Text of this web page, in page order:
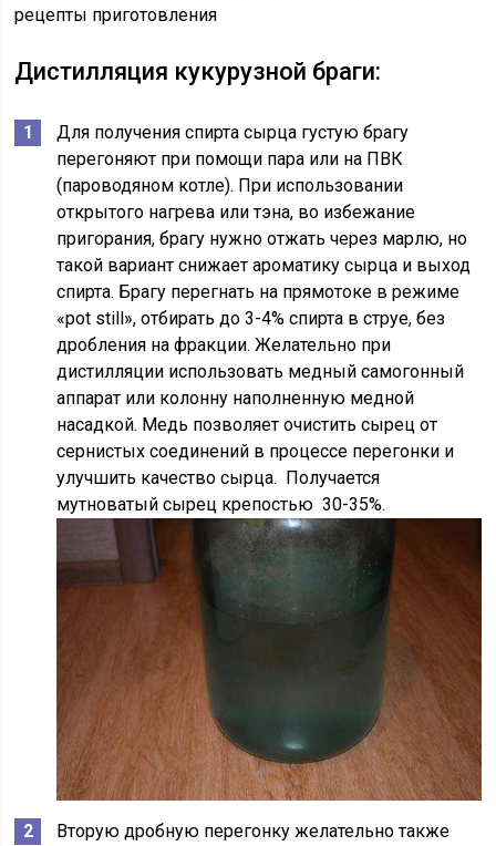
рецепты приготовления
Дистилляция кукурузной браги:
Для получения спирта сырца густую брагу
перегоняют при помощи пара или на ПВК
(пароводяном котле). При использовании
открытого нагрева или тэна, во избежание
пригорания, брагу нужно отжать через марлю, но
такой вариант снижает ароматику сырца и выход
спирта. Брагу перегнать на прямотоке в режиме
«pot still», отбирать до 3-4% спирта в струе, без
дробления на фракции. Желательно при
дистилляции использовать медный самогонный
аппарат или колонну наполненную медной
насадкой. Медь позволяет очистить сырец от
сернистых соединений в процессе перегонки и
улучшить качество сырца. Получается
мутноватый сырец крепостью 30-35%.
Вторую дробную перегонку желательно также